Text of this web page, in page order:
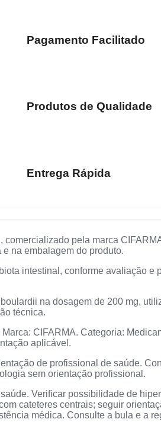
Pagamento Facilitado
Produtos de Qualidade
Entrega Rápida
pela marca
na embalagem do produto.
intestinal, conforme avaliação e
na dosagem de 200 mg,
técnica.
CIFARMA. Categoria:
aplicável.
de profissional de saúde.
sem orientação profissional.
Verificar possibilidade de
cateteres centrais; seguir
médica. Consulte a bula e a